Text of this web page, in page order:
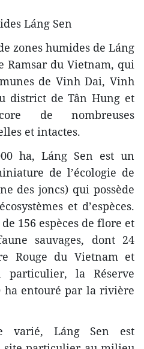
Láng Sen
zones humides de Láng
Ramsar du Vietnam, qui
de Vinh Dai, Vinh
district de Tân Hung et
de nombreuses
et intactes.
ha, Láng Sen est un
de l’écologie de
des joncs) qui possède
et d’espèces.
156 espèces de flore et
sauvages, dont 24
Rouge du Vietnam et
la Réserve
ha entouré par la rivière
varié, Láng Sen est